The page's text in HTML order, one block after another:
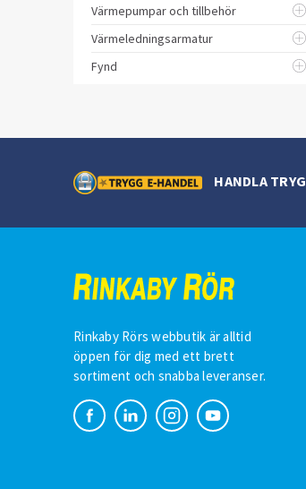
Värmepumpar och tillbehör
Värmeledningsarmatur
Fynd
HANDLA
Rinkaby Rörs webbutik är alltid
öppen för dig med ett brett
sortiment och snabba leveranser.